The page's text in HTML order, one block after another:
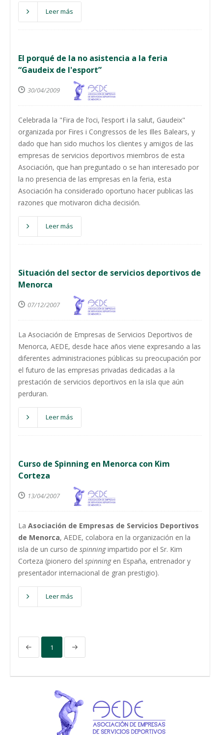
Leer más
El porqué de la no asistencia a la feria
“Gaudeix de l'esport”
30/04/2009
Celebrada la "Fira de l’oci, l’esport i la salut, Gaudeix"
organizada por Fires i Congressos de les Illes Balears, y
dado que han sido muchos los clientes y amigos de las
empresas de servicios deportivos miembros de esta
Asociación, que han preguntado o se han interesado por
la no presencia de las empresas en la feria, esta
Asociación ha considerado oportuno hacer publicas las
razones que motivaron dicha decisión.
Leer más
Situación del sector de servicios deportivos de
Menorca
07/12/2007
La Asociación de Empresas de Servicios Deportivos de
Menorca, AEDE, desde hace años viene expresando a las
diferentes administraciones públicas su preocupación por
el futuro de las empresas privadas dedicadas a la
prestación de servicios deportivos en la isla que aún
perduran.
Leer más
Curso de Spinning en Menorca con Kim
Corteza
13/04/2007
La Asociación de Empresas de Servicios Deportivos
de Menorca, AEDE, colabora en la organización en la
isla de un curso de spinningimpartido por el Sr. Kim
Corteza (pionero del spinningen España, entrenador y
presentador internacional de gran prestigio).
Leer más
1